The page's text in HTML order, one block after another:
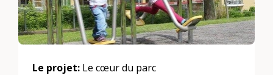
Le projet: Le cœur du parc